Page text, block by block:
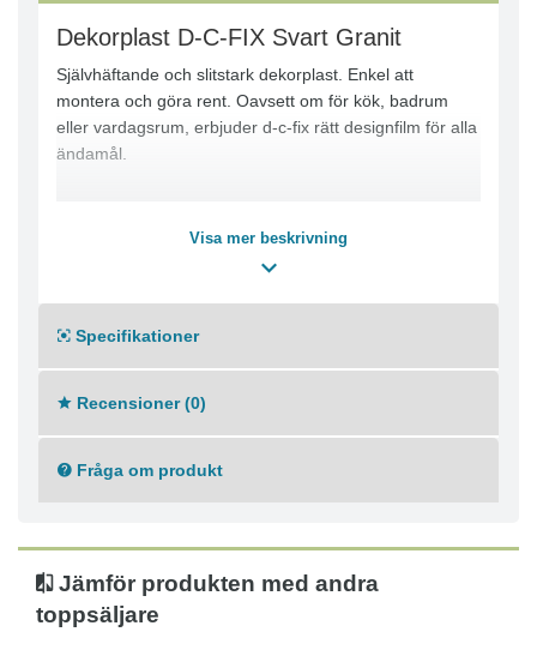
Dekorplast D-C-FIX Svart Granit
Självhäftande och slitstark dekorplast. Enkel att
montera och göra rent. Oavsett om för kök, badrum
eller vardagsrum, erbjuder d-c-fix rätt designfilm för alla
ändamål.
Visa mer beskrivning
Specifikationer
Recensioner (0)
Fråga om produkt
Jämför produkten med andra
toppsäljare